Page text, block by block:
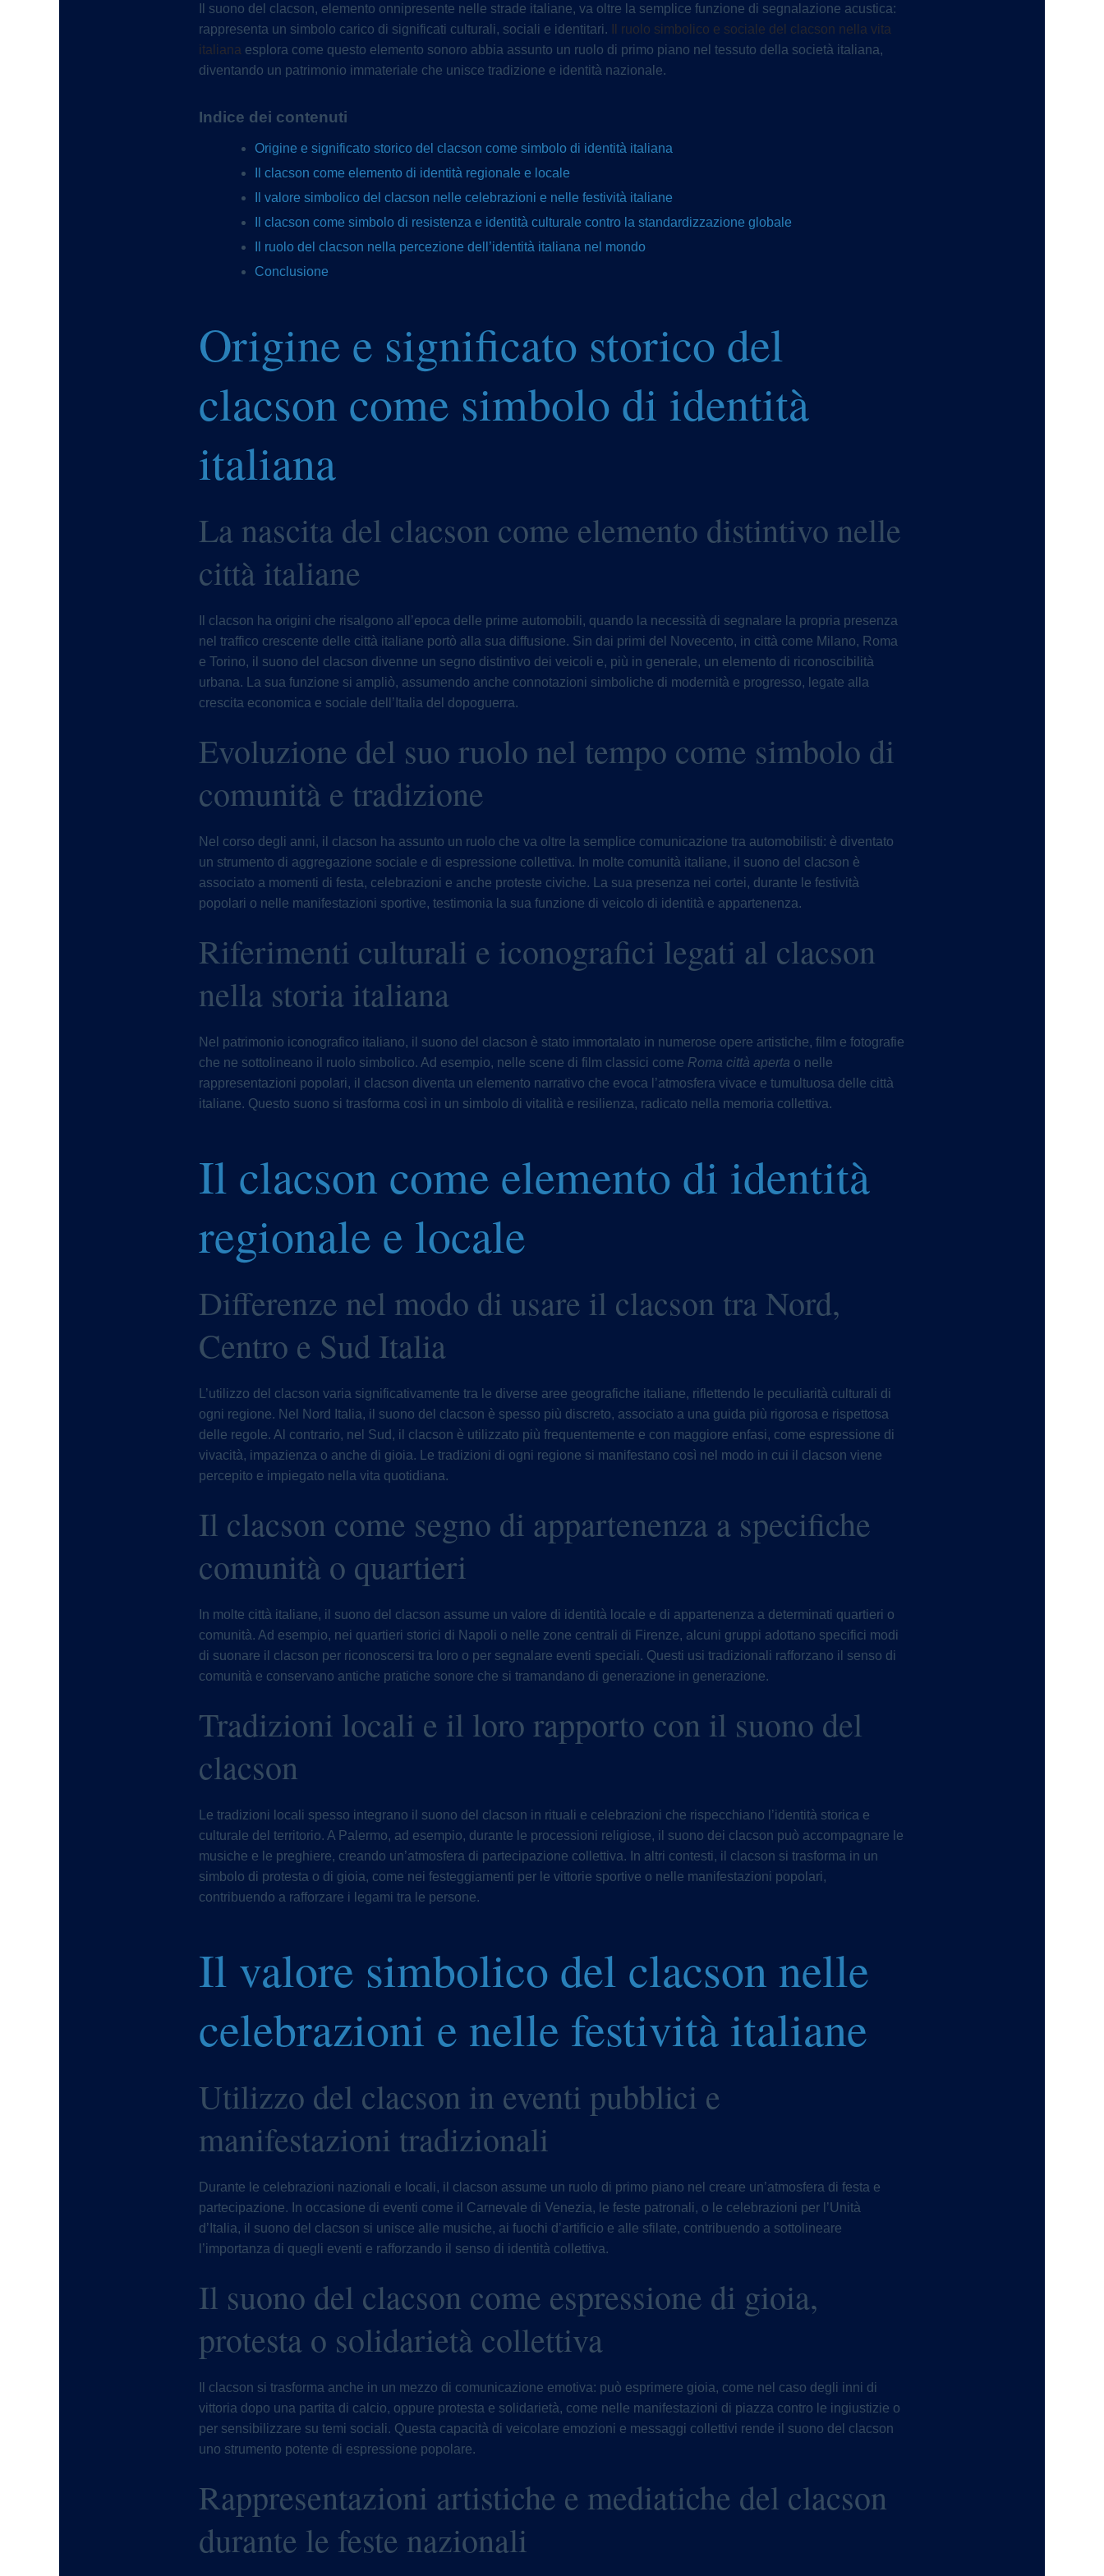
Il suono del clacson, elemento onnipresente nelle strade italiane, va oltre la semplice funzione di segnalazione acustica:
rappresenta un simbolo carico di significati culturali, sociali e identitari.
Il ruolo simbolico e sociale del clacson nella vita
italiana esplora come questo elemento sonoro abbia assunto un ruolo di primo piano nel tessuto della società italiana,
diventando un patrimonio immateriale che unisce tradizione e identità nazionale.
Indice dei contenuti
Origine e significato storico del clacson come simbolo di identità italiana
Il clacson come elemento di identità regionale e locale
Il valore simbolico del clacson nelle celebrazioni e nelle festività italiane
Il clacson come simbolo di resistenza e identità culturale contro la standardizzazione globale
Il ruolo del clacson nella percezione dell’identità italiana nel mondo
Conclusione
Origine e significato storico del
clacson come simbolo di identità
italiana
La nascita del clacson come elemento distintivo nelle
città italiane
Il clacson ha origini che risalgono all’epoca delle prime automobili, quando la necessità di segnalare la propria presenza
nel traffico crescente delle città italiane portò alla sua diffusione. Sin dai primi del Novecento, in città come Milano, Roma
e Torino, il suono del clacson divenne un segno distintivo dei veicoli e, più in generale, un elemento di riconoscibilità
urbana. La sua funzione si ampliò, assumendo anche connotazioni simboliche di modernità e progresso, legate alla
crescita economica e sociale dell’Italia del dopoguerra.
Evoluzione del suo ruolo nel tempo come simbolo di
comunità e tradizione
Nel corso degli anni, il clacson ha assunto un ruolo che va oltre la semplice comunicazione tra automobilisti: è diventato
un strumento di aggregazione sociale e di espressione collettiva. In molte comunità italiane, il suono del clacson è
associato a momenti di festa, celebrazioni e anche proteste civiche. La sua presenza nei cortei, durante le festività
popolari o nelle manifestazioni sportive, testimonia la sua funzione di veicolo di identità e appartenenza.
Riferimenti culturali e iconografici legati al clacson
nella storia italiana
Nel patrimonio iconografico italiano, il suono del clacson è stato immortalato in numerose opere artistiche, film e fotografie
che ne sottolineano il ruolo simbolico. Ad esempio, nelle scene di film classici come Roma città aperta o nelle
rappresentazioni popolari, il clacson diventa un elemento narrativo che evoca l’atmosfera vivace e tumultuosa delle città
italiane. Questo suono si trasforma così in un simbolo di vitalità e resilienza, radicato nella memoria collettiva.
Il clacson come elemento di identità
regionale e locale
Differenze nel modo di usare il clacson tra Nord,
Centro e Sud Italia
L’utilizzo del clacson varia significativamente tra le diverse aree geografiche italiane, riflettendo le peculiarità culturali di
ogni regione. Nel Nord Italia, il suono del clacson è spesso più discreto, associato a una guida più rigorosa e rispettosa
delle regole. Al contrario, nel Sud, il clacson è utilizzato più frequentemente e con maggiore enfasi, come espressione di
vivacità, impazienza o anche di gioia. Le tradizioni di ogni regione si manifestano così nel modo in cui il clacson viene
percepito e impiegato nella vita quotidiana.
Il clacson come segno di appartenenza a specifiche
comunità o quartieri
In molte città italiane, il suono del clacson assume un valore di identità locale e di appartenenza a determinati quartieri o
comunità. Ad esempio, nei quartieri storici di Napoli o nelle zone centrali di Firenze, alcuni gruppi adottano specifici modi
di suonare il clacson per riconoscersi tra loro o per segnalare eventi speciali. Questi usi tradizionali rafforzano il senso di
comunità e conservano antiche pratiche sonore che si tramandano di generazione in generazione.
Tradizioni locali e il loro rapporto con il suono del
clacson
Le tradizioni locali spesso integrano il suono del clacson in rituali e celebrazioni che rispecchiano l’identità storica e
culturale del territorio. A Palermo, ad esempio, durante le processioni religiose, il suono dei clacson può accompagnare le
musiche e le preghiere, creando un’atmosfera di partecipazione collettiva. In altri contesti, il clacson si trasforma in un
simbolo di protesta o di gioia, come nei festeggiamenti per le vittorie sportive o nelle manifestazioni popolari,
contribuendo a rafforzare i legami tra le persone.
Il valore simbolico del clacson nelle
celebrazioni e nelle festività italiane
Utilizzo del clacson in eventi pubblici e
manifestazioni tradizionali
Durante le celebrazioni nazionali e locali, il clacson assume un ruolo di primo piano nel creare un’atmosfera di festa e
partecipazione. In occasione di eventi come il Carnevale di Venezia, le feste patronali, o le celebrazioni per l’Unità
d’Italia, il suono del clacson si unisce alle musiche, ai fuochi d’artificio e alle sfilate, contribuendo a sottolineare
l’importanza di quegli eventi e rafforzando il senso di identità collettiva.
Il suono del clacson come espressione di gioia,
protesta o solidarietà collettiva
Il clacson si trasforma anche in un mezzo di comunicazione emotiva: può esprimere gioia, come nel caso degli inni di
vittoria dopo una partita di calcio, oppure protesta e solidarietà, come nelle manifestazioni di piazza contro le ingiustizie o
per sensibilizzare su temi sociali. Questa capacità di veicolare emozioni e messaggi collettivi rende il suono del clacson
uno strumento potente di espressione popolare.
Rappresentazioni artistiche e mediatiche del clacson
durante le feste nazionali